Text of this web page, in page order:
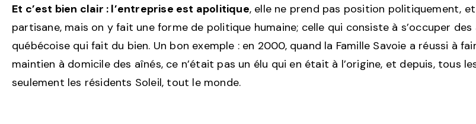
Et c’est bien clair : l’entreprise est apolitique, elle ne prend pas position politiquement,
partisane, mais on y fait une forme de politique humaine; celle qui consiste à s’occuper
québécoise qui fait du bien. Un bon exemple : en 2000, quand la Famille Savoie a réussi à
maintien à domicile des aînés, ce n’était pas un élu qui en était à l’origine, et depuis, tous
seulement les résidents Soleil, tout le monde.